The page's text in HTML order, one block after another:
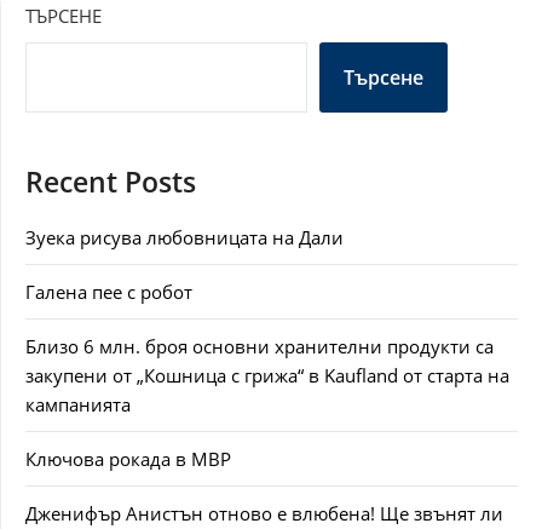
ТЪРСЕНЕ
Търсене
Recent Posts
Зуека рисува любовницата на Дали
Галена пее с робот
Близо 6 млн. броя основни хранителни продукти са
закупени от „Кошница с грижа“ в Kaufland от старта на
кампанията
Ключова рокада в МВР
Дженифър Анистън отново е влюбена! Ще звънят ли